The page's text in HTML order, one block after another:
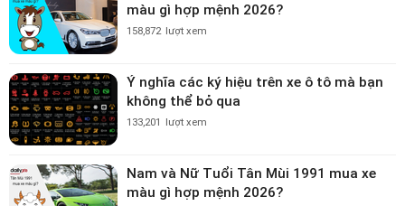
màu gì hợp mệnh 2026?
158,872 lượt xem
Ý nghĩa các ký hiệu trên xe ô tô mà bạn
không thể bỏ qua
133,201 lượt xem
Nam và Nữ Tuổi Tân Mùi 1991 mua xe
màu gì hợp mệnh 2026?